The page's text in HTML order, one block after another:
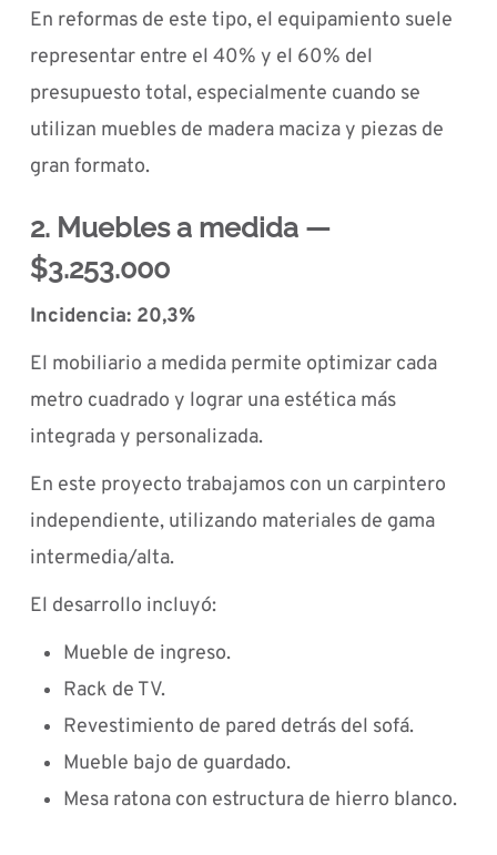
En reformas de este tipo, el equipamiento suele
representar entre el 40% y el 60% del
presupuesto total, especialmente cuando se
utilizan muebles de madera maciza y piezas de
gran formato.
2. Muebles a medida —
$3.253.000
Incidencia: 20,3%
El mobiliario a medida permite optimizar cada
metro cuadrado y lograr una estética más
integrada y personalizada.
En este proyecto trabajamos con un carpintero
independiente, utilizando materiales de gama
intermedia/alta.
El desarrollo incluyó:
Mueble de ingreso.
Rack de TV.
Revestimiento de pared detrás del sofá.
Mueble bajo de guardado.
Mesa ratona con estructura de hierro blanco.